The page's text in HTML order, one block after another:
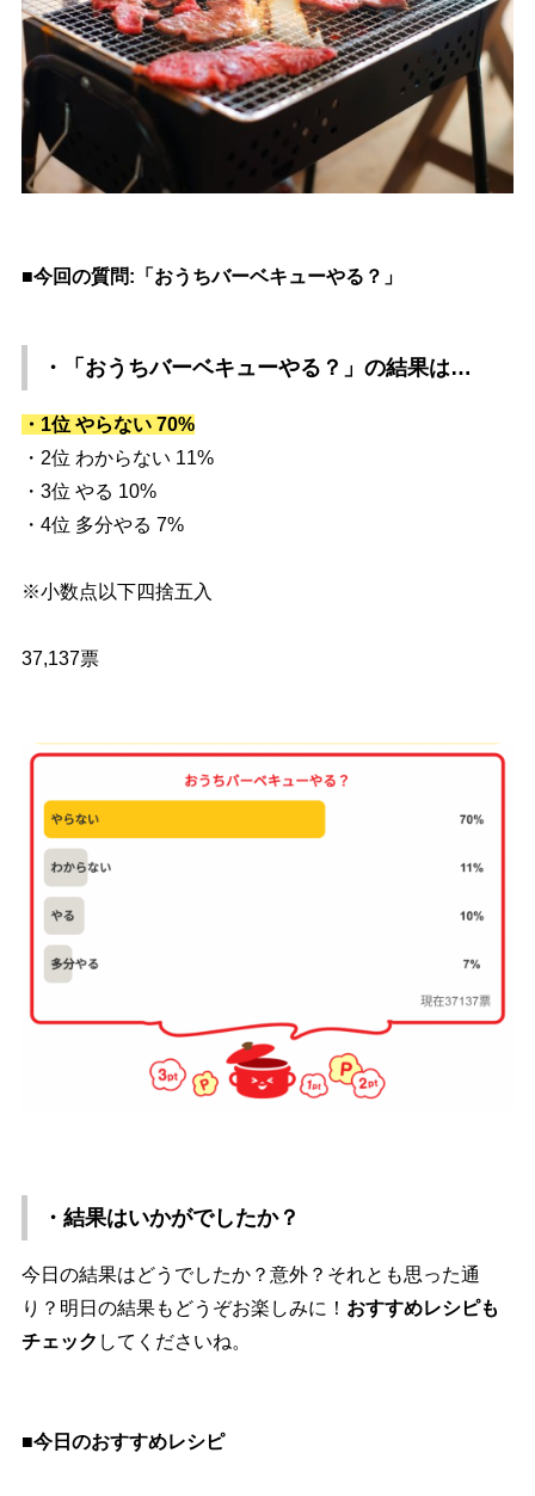
■今回の質問:「おうちバーベキューやる？」
・「おうちバーベキューやる？」 の結果は…
・1位 やらない 70%
・2位 わからない 11%
・3位 やる 10%
・4位 多分やる 7%
※小数点以下四捨五入
37,137票
・結果はいかがでしたか？
今日の結果はどうでしたか？意外？それとも思った通
り？明日の結果もどうぞお楽しみに！ おすすめレシピも
チェック してくださいね。
■今日のおすすめレシピ